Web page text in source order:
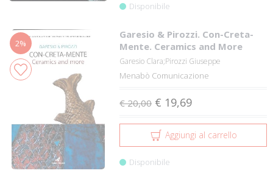
Disponibile
2%
Garesio & Pirozzi. Con-Creta-
Mente. Ceramics and More
Garesio Clara;Pirozzi Giuseppe
Menabò Comunicazione
€ 20,00 € 19,69
Aggiungi al carrello
Disponibile